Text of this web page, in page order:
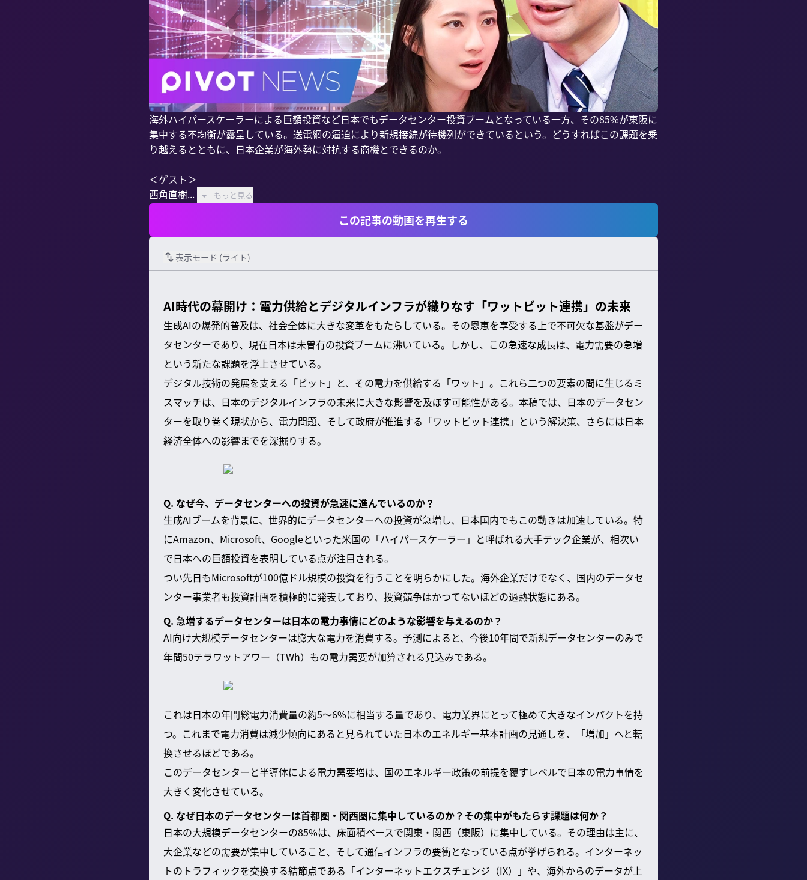
海外ハイパースケーラーによる巨額投資など日本でもデータセンター投資ブームとなっている一方、その85%が東阪に
集中する不均衡が露呈している。送電網の逼迫により新規接続が待機列ができているという。どうすればこの課題を乗
り越えるとともに、日本企業が海外勢に対抗する商機とできるのか。
＜ゲスト＞
西角直樹...
もっと見る
この記事の動画を再生する
表示モード (ライト)
AI時代の幕開け：電力供給とデジタルインフラが織りなす「ワットビット連携」の未来
生成AIの爆発的普及は、社会全体に大きな変革をもたらしている。その恩恵を享受する上で不可欠な基盤がデー
タセンターであり、現在日本は未曽有の投資ブームに沸いている。しかし、この急速な成長は、電力需要の急増
という新たな課題を浮上させている。
デジタル技術の発展を支える「ビット」と、その電力を供給する「ワット」。これら二つの要素の間に生じるミ
スマッチは、日本のデジタルインフラの未来に大きな影響を及ぼす可能性がある。本稿では、日本のデータセン
ターを取り巻く現状から、電力問題、そして政府が推進する「ワットビット連携」という解決策、さらには日本
経済全体への影響までを深掘りする。
Q. なぜ今、データセンターへの投資が急速に進んでいるのか？
生成AIブームを背景に、世界的にデータセンターへの投資が急増し、日本国内でもこの動きは加速している。特
にAmazon、Microsoft、Googleといった米国の「ハイパースケーラー」と呼ばれる大手テック企業が、相次い
で日本への巨額投資を表明している点が注目される。
つい先日もMicrosoftが100億ドル規模の投資を行うことを明らかにした。海外企業だけでなく、国内のデータセ
ンター事業者も投資計画を積極的に発表しており、投資競争はかつてないほどの過熱状態にある。
Q. 急増するデータセンターは日本の電力事情にどのような影響を与えるのか？
AI向け大規模データセンターは膨大な電力を消費する。予測によると、今後10年間で新規データセンターのみで
年間50テラワットアワー（TWh）もの電力需要が加算される見込みである。
これは日本の年間総電力消費量の約5～6%に相当する量であり、電力業界にとって極めて大きなインパクトを持
つ。これまで電力消費は減少傾向にあると見られていた日本のエネルギー基本計画の見通しを、「増加」へと転
換させるほどである。
このデータセンターと半導体による電力需要増は、国のエネルギー政策の前提を覆すレベルで日本の電力事情を
大きく変化させている。
Q. なぜ日本のデータセンターは首都圏・関西圏に集中しているのか？その集中がもたらす課題は何か？
日本の大規模データセンターの85%は、床面積ベースで関東・関西（東阪）に集中している。その理由は主に、
大企業などの需要が集中していること、そして通信インフラの要衝となっている点が挙げられる。インターネッ
トのトラフィックを交換する結節点である「インターネットエクスチェンジ（IX）」や、海外からのデータが上